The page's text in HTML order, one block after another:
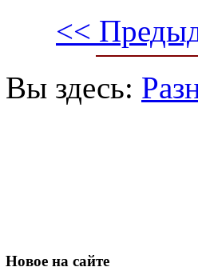
<<
Вы здесь:
Новое на сайте